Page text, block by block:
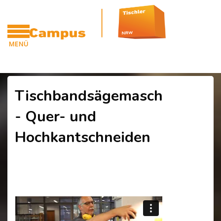
MENÜ
Zum Hauptinhalt
Blöcke
Blöcke
Tischbandsägemaschine
- Quer- und
Hochkantschneiden